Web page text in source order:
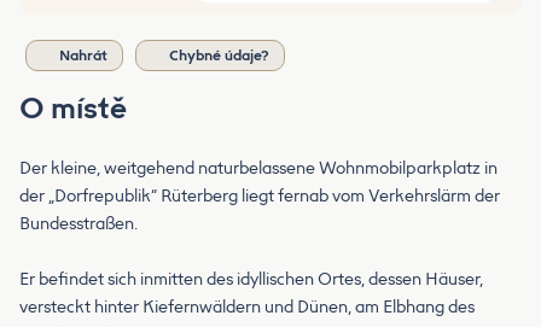
Nahrát Chybné údaje?
O místě
Der kleine, weitgehend naturbelassene Wohnmobilparkplatz in
der „Dorfrepublik“ Rüterberg liegt fernab vom Verkehrslärm der
Bundesstraßen.
Er befindet sich inmitten des idyllischen Ortes, dessen Häuser,
versteckt hinter Kiefernwäldern und Dünen, am Elbhang des